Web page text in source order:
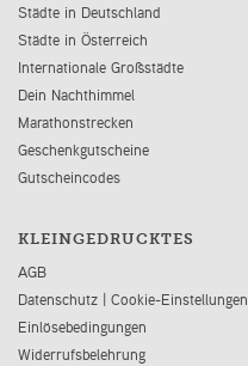
Städte in Deutschland
Städte in Österreich
Internationale Großstädte
Dein Nachthimmel
Marathonstrecken
Geschenkgutscheine
Gutscheincodes
KLEINGEDRUCKTES
AGB
Datenschutz | Cookie-Einstellungen
Einlösebedingungen
Widerrufsbelehrung